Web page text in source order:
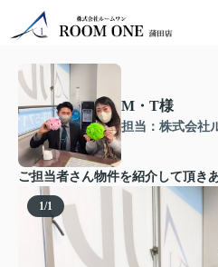
M・T様
担当：株式会社
ご担当者さん物件を紹介して頂き
1/1